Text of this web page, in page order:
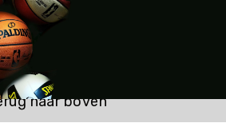
naar boven